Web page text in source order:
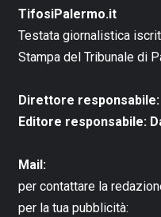
TifosiPalermo.it
Testata giornalistica
Stampa del Tribunale di
Direttore
Editore responsabile:
Mail:
per contattare la
per la tua pubblicità: